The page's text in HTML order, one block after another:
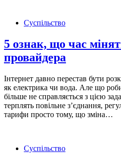
Суспільство
5 ознак, що час
провайдера
Інтернет давно перестав бути
як електрика чи вода. Але що
більше не справляється з цією
терплять повільне з’єднання,
тарифи просто тому, що зміна…
Суспільство